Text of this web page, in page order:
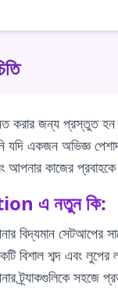
করার জন্য প্রস্তুত
যদি একজন অভিজ্ঞ
কাজের প্রবাহকে
এ নতুন কি:
বিদ্যমান সেটআপের
শব্দ এবং লুপের
ট্র্যাকগুলিকে সহজে